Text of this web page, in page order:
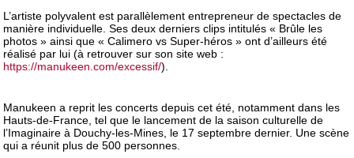
L’artiste polyvalent est parallèlement entrepreneur de spectacles de
manière individuelle. Ses deux derniers clips intitulés « Brûle les
photos » ainsi que « Calimero vs Super-héros » ont d’ailleurs été
réalisé par lui (à retrouver sur son site web :
https://manukeen.com/excessif/).
Manukeen a reprit les concerts depuis cet été, notamment dans les
Hauts-de-France, tel que le lancement de la saison culturelle de
l’Imaginaire à Douchy-les-Mines, le 17 septembre dernier. Une scène
qui a réunit plus de 500 personnes.